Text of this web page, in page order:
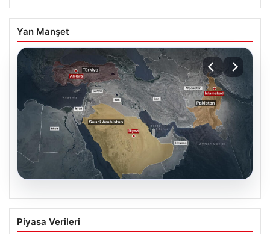
Yan Manşet
07.08.2026
Mekke Ortak Savunma Antlaşması:
Bölgesel Güvenlik ve İşbirliğinde Yeni
Piyasa Verileri